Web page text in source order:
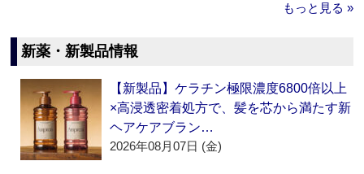
もっと見る »
新薬・新製品情報
【新製品】ケラチン極限濃度6800倍以上
×高浸透密着処方で、髪を芯から満たす新
ヘアケアブラン…
2026年08月07日 (金)